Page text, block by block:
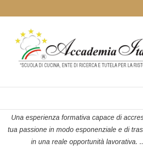
Una esperienza formativa capace di
tua passione in modo esponenziale e di
in una reale opportunità lavorativa.